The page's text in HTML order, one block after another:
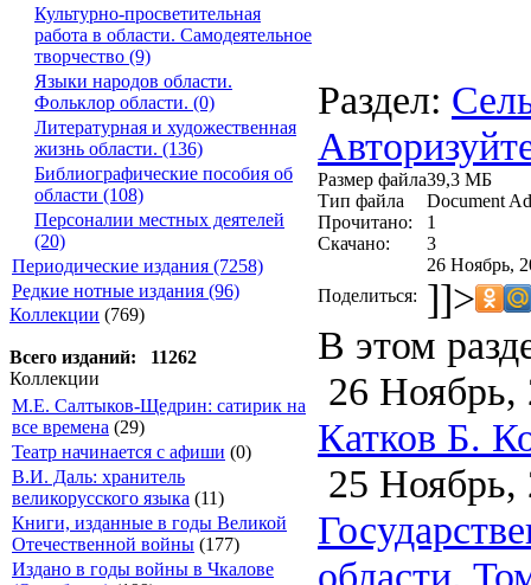
Культурно-просветительная
работа в области. Самодеятельное
творчество (9)
Языки народов области.
Фольклор области. (0)
Литературная и художественная
жизнь области. (136)
Библиографические пособия об
области (108)
Персоналии местных деятелей
(20)
Периодические издания (7258)
Редкие нотные издания (96)
Коллекции (769)
Всего изданий: 11262
Коллекции
М.Е. Салтыков-Щедрин: сатирик на
все времена (29)
Театр начинается с афиши (0)
В.И. Даль: хранитель
великорусского языка (11)
Книги, изданные в годы Великой
Отечественной войны (177)
Издано в годы войны в Чкалове
Раздел:
Размер файла39,3 МБ
Тип файла
Document
Прочитано:
1
Скачано:
3
26 Ноябрь,
Поделиться: ]]>
В этом
26 Ноябрь,
Катков Б.
25 Ноябрь,
области.